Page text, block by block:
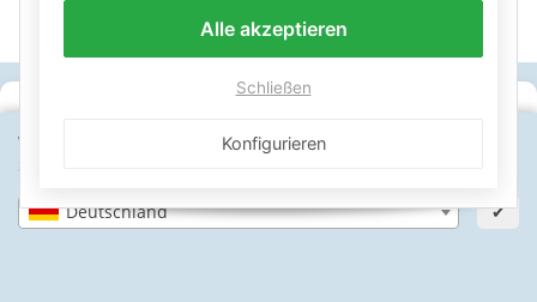
Wähle dein Lieferland, um Preise und Artikel für deinen
Standort zu sehen.
Deutschland ✔
Alle akzeptieren
Schließen
Konfigurieren